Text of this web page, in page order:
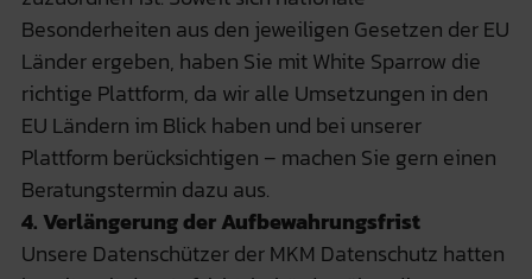
Besonderheiten aus den jeweiligen Gesetzen der EU
Länder ergeben, haben Sie mit White Sparrow die
richtige Plattform, da wir alle Umsetzungen in den
EU Ländern im Blick haben und bei unserer
Plattform berücksichtigen – machen Sie gern einen
Beratungstermin dazu aus.
4. Verlängerung der Aufbewahrungsfrist
Unsere Datenschützer der MKM Datenschutz hatten